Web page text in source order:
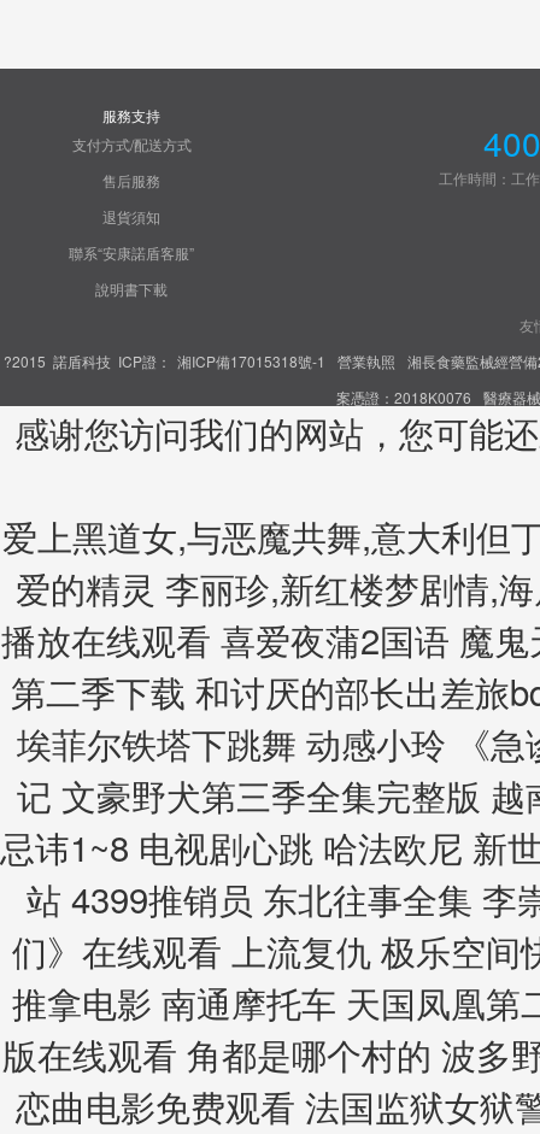
服務支持
支付方式/配送方式
售后服務
退貨須知
聯系“安康諾盾客服”
說明書下載
工作時間：工
友
?2015 諾盾科技 ICP證： 湘ICP備17015318號-1 營業執照
湘長食藥監械經營
案憑證：2018K0076
醫療器
感谢您访问我们的网站，您可能
爱上黑道女,与恶魔共舞,意大利但
爱的精灵 李丽珍,新红楼梦剧情,